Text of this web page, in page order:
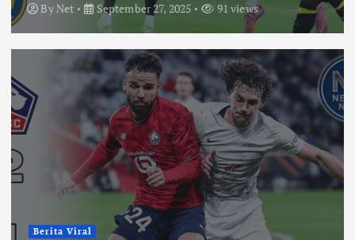
ByNet September 27, 2025 91 views
Berita Viral